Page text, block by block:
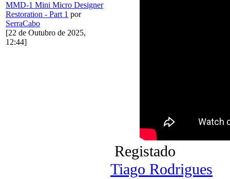
MMD-1 Mini Micro Designer
Restoration - Part 1 por
SerraCabo
[22 de Outubro de 2025,
12:44]
Registado
Tiago Rodrigues